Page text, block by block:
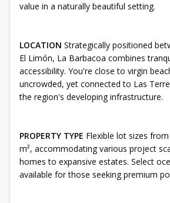
value in a naturally beautiful setting.
LOCATION Strategically positioned
El Limón, La Barbacoa combines
accessibility. You're close to virgin
uncrowded, yet connected to Las
the region's developing infrastructure.
PROPERTY TYPE Flexible lot sizes
m², accommodating various project
homes to expansive estates. Select
available for those seeking premium